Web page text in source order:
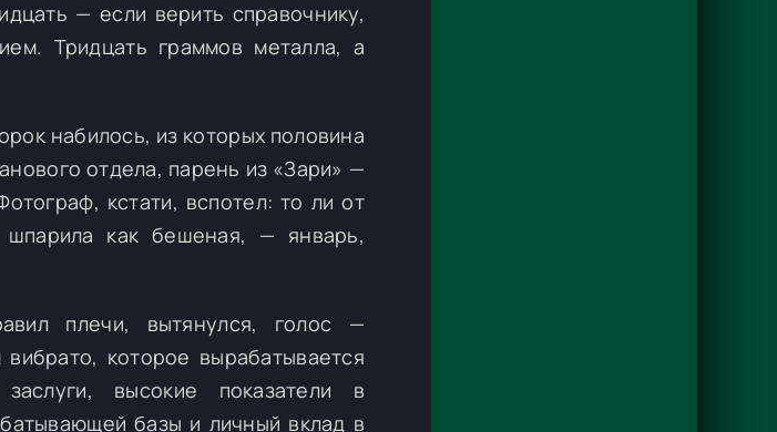
— если верить справочнику,
Тридцать граммов металла, а
набилось, из которых половина
отдела, парень из «Зари» —
кстати, вспотел: то ли от
как бешеная, — январь,
плечи, вытянулся, голос —
которое вырабатывается
высокие показатели в
базы и личный вклад в